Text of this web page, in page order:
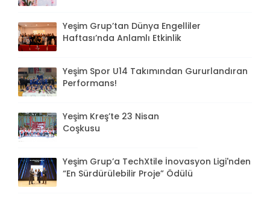
Yeşim Grup’tan Dünya Engelliler
Haftası’nda Anlamlı Etkinlik
Yeşim Spor U14 Takımından Gururlandıran
Performans!
Yeşim Kreş’te 23 Nisan
Coşkusu
Yeşim Grup’a TechXtile İnovasyon Ligi'nden
“En Sürdürülebilir Proje” Ödülü